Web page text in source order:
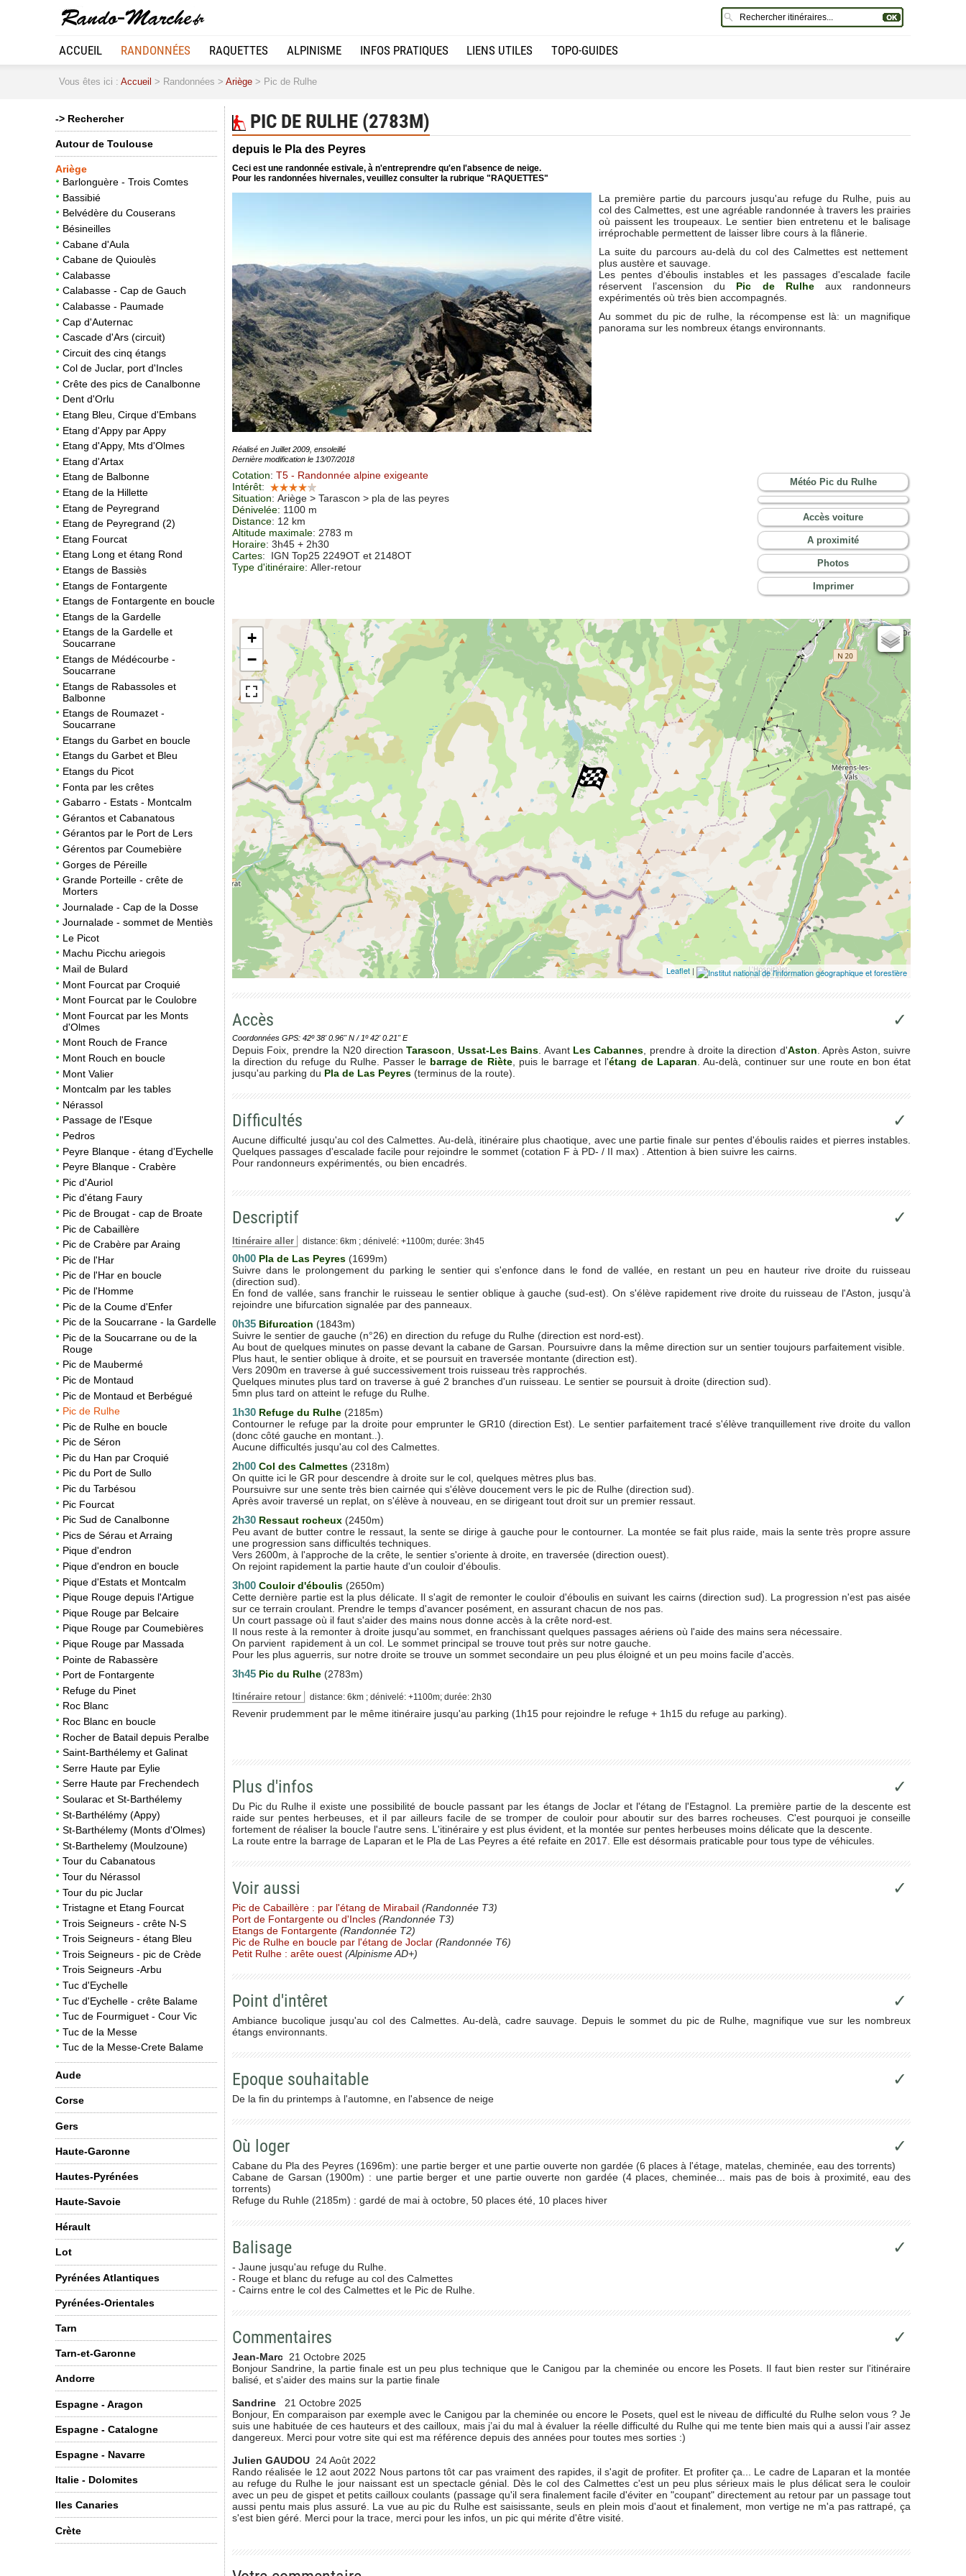
ACCUEIL RANDONNÉES RAQUETTES ALPINISME INFOS PRATIQUES LIENS UTILES TOPO-GUIDES
Vous êtes ici : Accueil > Randonnées > Ariège > Pic de Rulhe
-> Rechercher
Autour de Toulouse
Ariège
Barlonguère - Trois Comtes
Bassibié
Belvédère du Couserans
Bésineilles
Cabane d'Aula
Cabane de Quioulès
Calabasse
Calabasse - Cap de Gauch
Calabasse - Paumade
Cap d'Auternac
Cascade d'Ars (circuit)
Circuit des cinq étangs
Col de Juclar, port d'Incles
Crête des pics de Canalbonne
Dent d'Orlu
Etang Bleu, Cirque d'Embans
Etang d'Appy par Appy
Etang d'Appy, Mts d'Olmes
Etang d'Artax
Etang de Balbonne
Etang de la Hillette
Etang de Peyregrand
Etang de Peyregrand (2)
Etang Fourcat
Etang Long et étang Rond
Etangs de Bassiès
Etangs de Fontargente
Etangs de Fontargente en boucle
Etangs de la Gardelle
Etangs de la Gardelle et
Soucarrane
Etangs de Médécourbe -
Soucarrane
Etangs de Rabassoles et
Balbonne
Etangs de Roumazet -
Soucarrane
Etangs du Garbet en boucle
Etangs du Garbet et Bleu
Etangs du Picot
Fonta par les crêtes
Gabarro - Estats - Montcalm
Gérantos et Cabanatous
Gérantos par le Port de Lers
Gérentos par Coumebière
Gorges de Péreille
Grande Porteille - crête de
Morters
Journalade - Cap de la Dosse
Journalade - sommet de Mentiès
Le Picot
Machu Picchu ariegois
Mail de Bulard
Mont Fourcat par Croquié
Mont Fourcat par le Coulobre
Mont Fourcat par les Monts
d'Olmes
Mont Rouch de France
Mont Rouch en boucle
Mont Valier
Montcalm par les tables
Nérassol
Passage de l'Esque
Pedros
Peyre Blanque - étang d'Eychelle
Peyre Blanque - Crabère
Pic d'Auriol
Pic d'étang Faury
Pic de Brougat - cap de Broate
Pic de Cabaillère
Pic de Crabère par Araing
Pic de l'Har
Pic de l'Har en boucle
Pic de l'Homme
Pic de la Coume d'Enfer
Pic de la Soucarrane - la Gardelle
Pic de la Soucarrane ou de la
Rouge
Pic de Maubermé
Pic de Montaud
Pic de Montaud et Berbégué
Pic de Rulhe
Pic de Rulhe en boucle
Pic de Séron
Pic du Han par Croquié
Pic du Port de Sullo
Pic du Tarbésou
Pic Fourcat
Pic Sud de Canalbonne
Pics de Sérau et Arraing
Pique d'endron
Pique d'endron en boucle
Pique d'Estats et Montcalm
Pique Rouge depuis l'Artigue
Pique Rouge par Belcaire
Pique Rouge par Coumebières
Pique Rouge par Massada
Pointe de Rabassère
Port de Fontargente
Refuge du Pinet
Roc Blanc
Roc Blanc en boucle
Rocher de Batail depuis Peralbe
Saint-Barthélemy et Galinat
Serre Haute par Eylie
Serre Haute par Frechendech
Soularac et St-Barthélemy
St-Barthélémy (Appy)
St-Barthélemy (Monts d'Olmes)
St-Barthelemy (Moulzoune)
Tour du Cabanatous
Tour du Nérassol
Tour du pic Juclar
Tristagne et Etang Fourcat
Trois Seigneurs - crête N-S
Trois Seigneurs - étang Bleu
Trois Seigneurs - pic de Crède
Trois Seigneurs -Arbu
Tuc d'Eychelle
Tuc d'Eychelle - crête Balame
Tuc de Fourmiguet - Cour Vic
Tuc de la Messe
Tuc de la Messe-Crete Balame
Aude
Corse
Gers
Haute-Garonne
Hautes-Pyrénées
Haute-Savoie
Hérault
Lot
Pyrénées Atlantiques
Pyrénées-Orientales
Tarn
Tarn-et-Garonne
Andorre
Espagne - Aragon
Espagne - Catalogne
Espagne - Navarre
Italie - Dolomites
Iles Canaries
Crète
PIC DE RULHE (2783M)
depuis le Pla des Peyres
Ceci est une randonnée estivale, à n'entreprendre qu'en l'absence de neige.
Pour les randonnées hivernales, veuillez consulter la rubrique "RAQUETTES"
La première partie du parcours jusqu'au refuge du Rulhe, puis au
col des Calmettes, est une agréable randonnée à travers les prairies
où paissent les troupeaux. Le sentier bien entretenu et le balisage
irréprochable permettent de laisser libre cours à la flânerie.
La suite du parcours au-delà du col des Calmettes est nettement
plus austère et sauvage.
Les pentes d'éboulis instables et les passages d'escalade facile
réservent l’ascension du Pic de Rulheaux randonneurs
expérimentés où très bien accompagnés.
Au sommet du pic de rulhe, la récompense est là: un magnifique
panorama sur les nombreux étangs environnants.
Réalisé en Juillet 2009, ensoleillé
Dernière modification le 13/07/2018
Cotation: T5 - Randonnée alpine exigeante
Intérêt:
Situation: Ariège > Tarascon > pla de las peyres
Dénivelée: 1100 m
Distance: 12 km
Altitude maximale: 2783 m
Horaire: 3h45 + 2h30
Cartes: IGN Top25 2249OT et 2148OT
Type d'itinéraire: Aller-retour
Météo Pic du Rulhe
Accès voiture
A proximité
Photos
Imprimer
+
−
Cartes IGN
Open Topo Map
Open Street Map
ESRI Word Imagery
Photographies aériennes
Leaflet |
Accès ✓
Coordonnées GPS: 42º 38' 0.96'' N / 1º 42' 0.21'' E
Depuis Foix, prendre la N20 directionTarascon Ussat-Les Bains . Avant Les Cabannes , prendre à droite la direction d'Aston . Après Aston, suivre
la direction du refuge du Rulhe. Passer le barrage de Riète, puis le barrage et l'étang de Laparan . Au-delà, continuer sur une route en bon état
jusqu'au parking du Pla de Las Peyres (terminus de la route).
Difficultés ✓
Aucune difficulté jusqu'au col des Calmettes. Au-delà, itinéraire plus chaotique, avec une partie finale sur pentes d'éboulis raides et pierres instables.
Quelques passages d'escalade facile pour rejoindre le sommet (cotation F à PD- / II max) . Attention à bien suivre les cairns.
Pour randonneurs expérimentés, ou bien encadrés.
Descriptif ✓
Itinéraire aller distance: 6km ; dénivelé: +1100m; durée: 3h45
0h00 Pla de Las Peyres (1699m)
Suivre dans le prolongement du parking le sentier qui s'enfonce dans le fond de vallée, en restant un peu en hauteur rive droite du ruisseau
(direction sud).
En fond de vallée, sans franchir le ruisseau le sentier oblique à gauche (sud-est). On s'élève rapidement rive droite du ruisseau de l'Aston, jusqu'à
rejoindre une bifurcation signalée par des panneaux.
0h35 Bifurcation (1843m)
Suivre le sentier de gauche (n°26) en direction du refuge du Rulhe (direction est nord-est).
Au bout de quelques minutes on passe devant la cabane de Garsan. Poursuivre dans la même direction sur un sentier toujours parfaitement visible.
Plus haut, le sentier oblique à droite, et se poursuit en traversée montante (direction est).
Vers 2090m en traverse à gué successivement trois ruisseau très rapprochés.
Quelques minutes plus tard on traverse à gué 2 branches d'un ruisseau. Le sentier se poursuit à droite (direction sud).
5mn plus tard on atteint le refuge du Rulhe.
1h30 Refuge du Rulhe (2185m)
Contourner le refuge par la droite pour emprunter le GR10 (direction Est). Le sentier parfaitement tracé s'élève tranquillement rive droite du vallon
(donc côté gauche en montant..).
Aucune difficultés jusqu'au col des Calmettes.
2h00 Col des Calmettes (2318m)
On quitte ici le GR pour descendre à droite sur le col, quelques mètres plus bas.
Poursuivre sur une sente très bien cairnée qui s'élève doucement vers le pic de Rulhe (direction sud).
Après avoir traversé un replat, on s'élève à nouveau, en se dirigeant tout droit sur un premier ressaut.
2h30 Ressaut rocheux (2450m)
Peu avant de butter contre le ressaut, la sente se dirige à gauche pour le contourner. La montée se fait plus raide, mais la sente très propre assure
une progression sans difficultés techniques.
Vers 2600m, à l'approche de la crête, le sentier s'oriente à droite, en traversée (direction ouest).
On rejoint rapidement la partie haute d'un couloir d'éboulis.
3h00 Couloir d'éboulis (2650m)
Cette dernière partie est la plus délicate. Il s'agit de remonter le couloir d'éboulis en suivant les cairns (direction sud). La progression n'est pas aisée
sur ce terrain croulant. Prendre le temps d'avancer posément, en assurant chacun de nos pas.
Un court passage où il faut s'aider des mains nous donne accès à la crête nord-est.
Il nous reste à la remonter à droite jusqu'au sommet, en franchissant quelques passages aériens où l'aide des mains sera nécessaire.
On parvient rapidement à un col. Le sommet principal se trouve tout près sur notre gauche.
Pour les plus aguerris, sur notre droite se trouve un sommet secondaire un peu plus éloigné et un peu moins facile d'accès.
3h45 Pic du Rulhe (2783m)
Itinéraire retour distance: 6km ; dénivelé: +1100m; durée: 2h30
Revenir prudemment par le même itinéraire jusqu'au parking (1h15 pour rejoindre le refuge + 1h15 du refuge au parking).
Plus d'infos ✓
Du Pic du Rulhe il existe une possibilité de boucle passant par les étangs de Joclar et l'étang de l'Estagnol. La première partie de la descente est
raide sur pentes herbeuses, et il par ailleurs facile de se tromper de couloir pour aboutir sur des barres rocheuses. C'est pourquoi je conseille
fortement de réaliser la boucle l'autre sens. L'itinéraire y est plus évident, et la montée sur pentes herbeuses moins délicate que la descente.
La route entre la barrage de Laparan et le Pla de Las Peyres a été refaite en 2017. Elle est désormais praticable pour tous type de véhicules.
Voir aussi ✓
Pic de Cabaillère : par l'étang de Mirabail (Randonnée T3)
Port de Fontargente ou d'Incles (Randonnée T3)
Etangs de Fontargente (Randonnée T2)
Pic de Rulhe en boucle par l'étang de Joclar (Randonnée T6)
Petit Rulhe : arête ouest (Alpinisme AD+)
Point d'intêret ✓
Ambiance bucolique jusqu'au col des Calmettes. Au-delà, cadre sauvage. Depuis le sommet du pic de Rulhe, magnifique vue sur les nombreux
étangs environnants.
Epoque souhaitable ✓
De la fin du printemps à l'automne, en l'absence de neige
Où loger ✓
Cabane du Pla des Peyres (1696m): une partie berger et une partie ouverte non gardée (6 places à l'étage, matelas, cheminée, eau des torrents)
Cabane de Garsan (1900m) : une partie berger et une partie ouverte non gardée (4 places, cheminée... mais pas de bois à proximité, eau des
torrents)
Refuge du Ruhle (2185m) : gardé de mai à octobre, 50 places été, 10 places hiver
Balisage ✓
- Jaune jusqu'au refuge du Rulhe.
- Rouge et blanc du refuge au col des Calmettes
- Cairns entre le col des Calmettes et le Pic de Rulhe.
Commentaires ✓
Jean-Marc 21 Octobre 2025
Bonjour Sandrine, la partie finale est un peu plus technique que le Canigou par la cheminée ou encore les Posets. Il faut bien rester sur l'itinéraire
balisé, et s'aider des mains sur la partie finale
Sandrine
21 Octobre 2025
Bonjour, En comparaison par exemple avec le Canigou par la cheminée ou encore le Posets, quel est le niveau de difficulté du Rulhe selon vous ? Je
suis une habituée de ces hauteurs et des cailloux, mais j’ai du mal à évaluer la réelle difficulté du Rulhe qui me tente bien mais qui a aussi l’air assez
dangereux. Merci pour votre site qui est ma référence depuis des années pour toutes mes sorties :)
Julien GAUDOU 24 Août 2022
Rando réalisée le 12 aout 2022 Nous partons tôt car pas vraiment des rapides, il s'agit de profiter. Et profiter ça... Le cadre de Laparan et la montée
au refuge du Rulhe le jour naissant est un spectacle génial. Dès le col des Calmettes c'est un peu plus sérieux mais le plus délicat sera le couloir
avec un peu de gispet et petits cailloux coulants (passage qu'il sera finalement facile d'éviter en "coupant" directement au retour par un passage tout
aussi pentu mais plus assuré. La vue au pic du Rulhe est saisissante, seuls en plein mois d'aout et finalement, mon vertige ne m'a pas rattrapé, ça
s'est bien géré. Merci pour la trace, merci pour les infos, un pic qui mérite d'être visité.